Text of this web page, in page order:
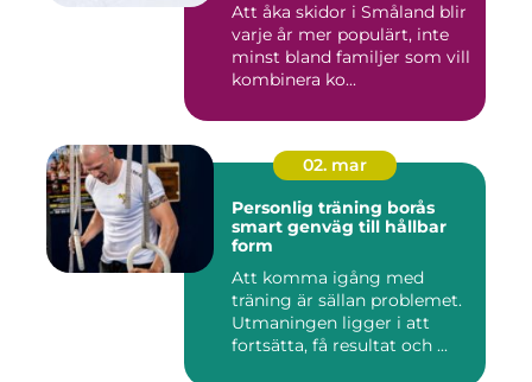
Att åka skidor i Småland blir
varje år mer populärt, inte
minst bland familjer som vill
kombinera ko...
02. mar
Personlig träning borås
smart genväg till hållbar
form
Att komma igång med
träning är sällan problemet.
Utmaningen ligger i att
fortsätta, få resultat och ...